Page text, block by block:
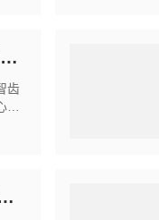
2025年北京市正畸后智齿推移医院排行榜公示.txt
齿
院综合实力排名清单前十名